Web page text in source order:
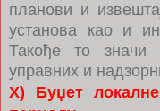
планови и
установа као и
Такође то значи
управних и
Х) Буџет